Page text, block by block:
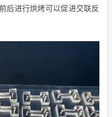
后进行烘烤可以促进交联反